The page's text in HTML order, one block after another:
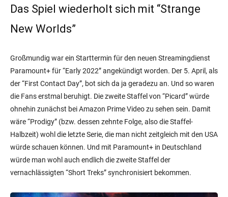
Das Spiel wiederholt sich mit “Strange
New Worlds”
Großmundig war ein Starttermin für den neuen Streamingdienst
Paramount+ für “Early 2022” angekündigt worden. Der 5. April, als
der “First Contact Day”, bot sich da ja geradezu an. Und so waren
die Fans erstmal beruhigt. Die zweite Staffel von “Picard” würde
ohnehin zunächst bei Amazon Prime Video zu sehen sein. Damit
wäre “Prodigy” (bzw. dessen zehnte Folge, also die Staffel-
Halbzeit) wohl die letzte Serie, die man nicht zeitgleich mit den USA
würde schauen können. Und mit Paramount+ in Deutschland
würde man wohl auch endlich die zweite Staffel der
vernachlässigten “Short Treks” synchronisiert bekommen.